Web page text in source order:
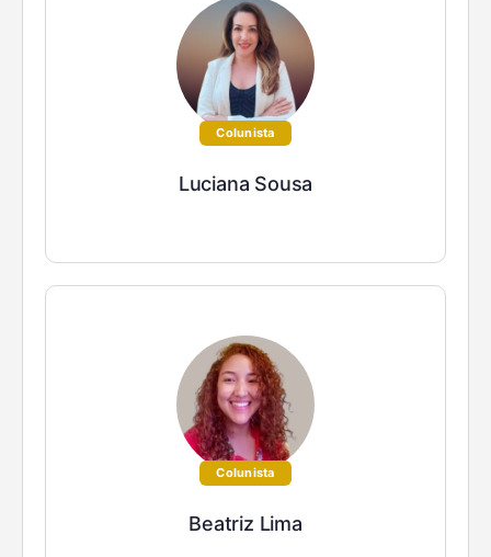
Colunista
Luciana Sousa
Colunista
Beatriz Lima